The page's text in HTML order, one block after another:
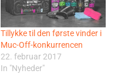
Tillykke til den første vinder i
Muc-Off-konkurrencen
22. februar 2017
In "Nyheder"